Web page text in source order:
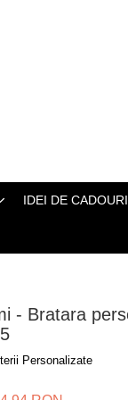
IDEI DE CADOURI
- Bratara
Personalizate